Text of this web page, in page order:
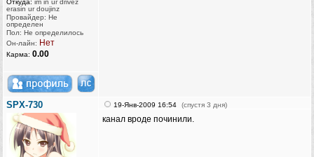
Откуда: im in ur drivez
erasin ur doujinz
Провайдер: Не
определен
Пол: Не определилось
Он-лайн: Нет
Карма: 0.00
SPX-730 19-Янв-2009 16:54 (спустя 3 дня)
канал вроде починили.